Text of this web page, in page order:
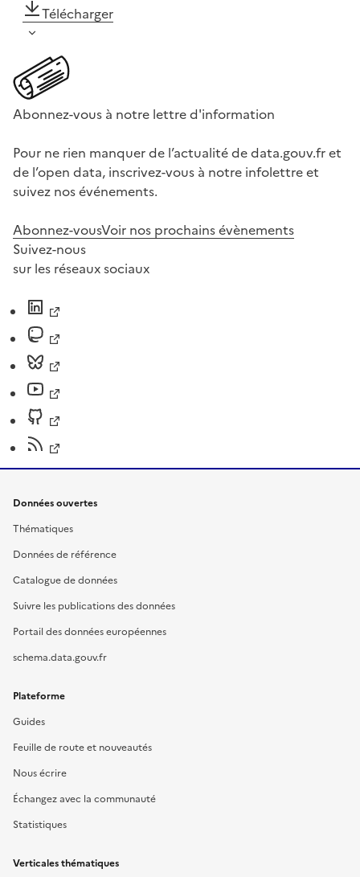
Télécharger
Abonnez-vous à notre lettre d'information
Pour ne rien manquer de l’actualité de data.gouv.fr et
de l’open data, inscrivez-vous à notre infolettre et
suivez nos événements.
Abonnez-vousVoir nos prochains évènements
Suivez-nous
sur les réseaux sociaux
Données ouvertes
Thématiques
Données de référence
Catalogue de données
Suivre les publications des données
Portail des données européennes
schema.data.gouv.fr
Plateforme
Guides
Feuille de route et nouveautés
Nous écrire
Échangez avec la communauté
Statistiques
Verticales thématiques